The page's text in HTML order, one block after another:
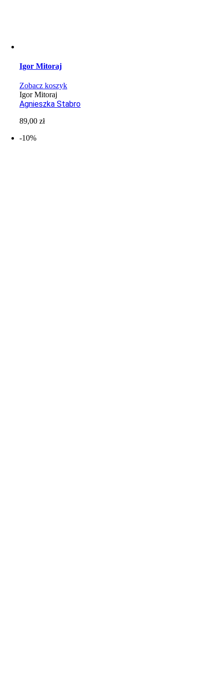
Igor Mitoraj
Zobacz koszyk
Igor Mitoraj
Agnieszka Stabro
89,00zł
-10%